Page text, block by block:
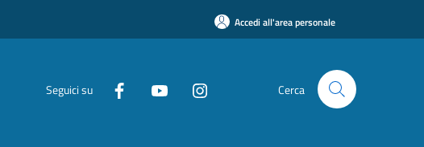
Accedi all'area personale
Seguici su Cerca